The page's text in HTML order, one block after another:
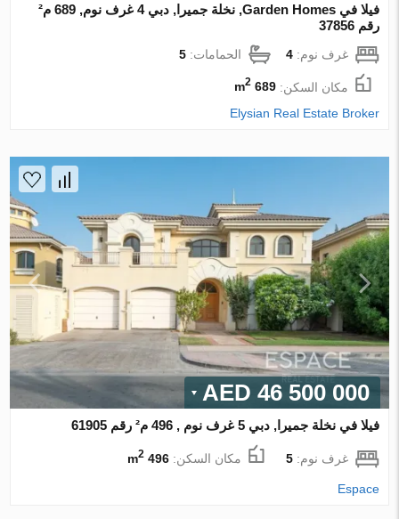
فيلا في Garden Homes, نخلة جميرا, دبي 4 غرف نوم, 689 م²
رقم 37856
غرف نوم:4 الحمامات:5
مكان السكن:689 m
2
Elysian Real Estate Broker
46 500 000 AED
فيلا في نخلة جميرا, دبي 5 غرف نوم , 496 م² رقم 61905
غرف نوم:5 مكان السكن:496 m
2
Espace